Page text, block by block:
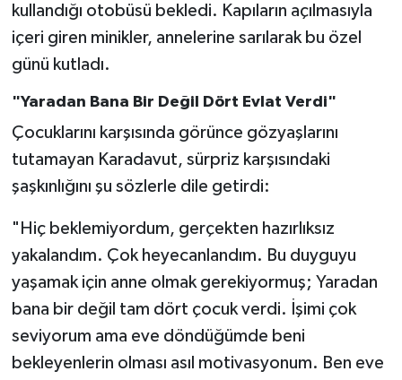
kullandığı otobüsü bekledi. Kapıların açılmasıyla
içeri giren minikler, annelerine sarılarak bu özel
günü kutladı.
"Yaradan Bana Bir Değil Dört Evlat Verdi"
Çocuklarını karşısında görünce gözyaşlarını
tutamayan Karadavut, sürpriz karşısındaki
şaşkınlığını şu sözlerle dile getirdi:
"Hiç beklemiyordum, gerçekten hazırlıksız
yakalandım. Çok heyecanlandım. Bu duyguyu
yaşamak için anne olmak gerekiyormuş; Yaradan
bana bir değil tam dört çocuk verdi. İşimi çok
seviyorum ama eve döndüğümde beni
bekleyenlerin olması asıl motivasyonum. Ben eve